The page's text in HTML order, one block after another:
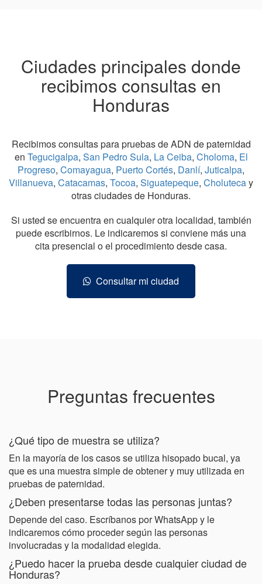
Ciudades principales donde
recibimos consultas en
Honduras
Recibimos consultas para pruebas de ADN de paternidad
en Tegucigalpa, San Pedro Sula, La Ceiba, Choloma, El
Progreso, Comayagua, Puerto Cortés, Danlí, Juticalpa,
Villanueva, Catacamas, Tocoa, Siguatepeque, Cholutecay
otras ciudades de Honduras.
Si usted se encuentra en cualquier otra localidad, también
puede escribirnos. Le indicaremos si conviene más una
cita presencial o el procedimiento desde casa.
Consultar mi ciudad
Preguntas frecuentes
¿Qué tipo de muestra se utiliza?
En la mayoría de los casos se utiliza hisopado bucal, ya
que es una muestra simple de obtener y muy utilizada en
pruebas de paternidad.
¿Deben presentarse todas las personas juntas?
Depende del caso. Escríbanos por WhatsApp y le
indicaremos cómo proceder según las personas
involucradas y la modalidad elegida.
¿Puedo hacer la prueba desde cualquier ciudad de
Honduras?